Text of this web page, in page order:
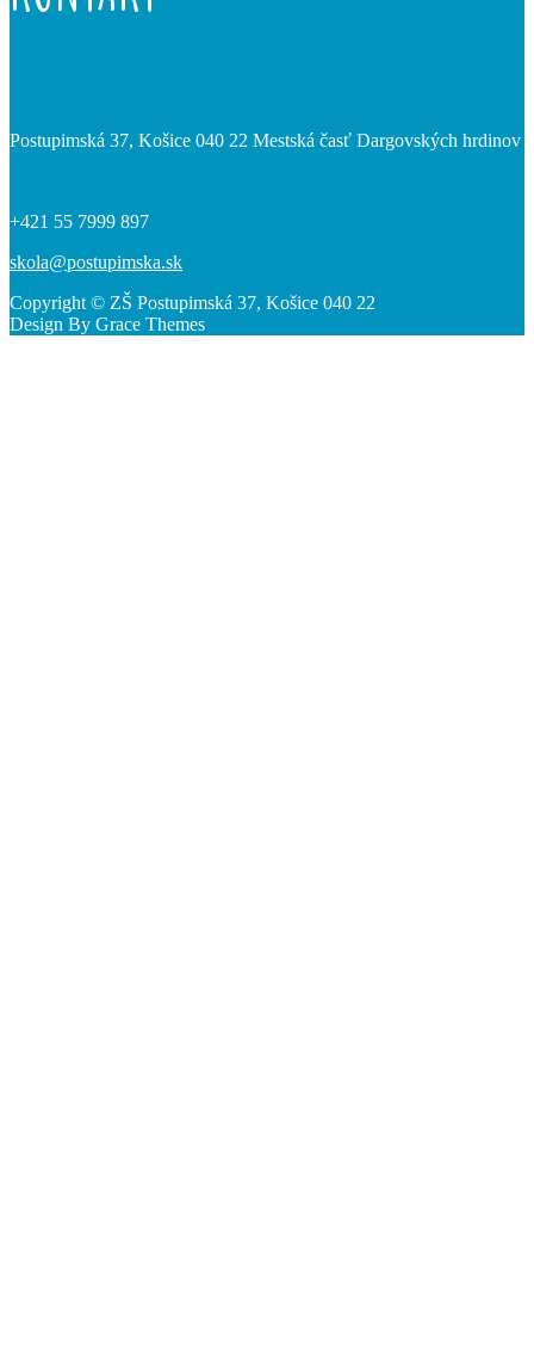
Postupimská 37, Košice 040 22 Mestská časť Dargovských hrdinov
+421 55 7999 897
skola@postupimska.sk
Copyright © ZŠ Postupimská 37, Košice 040 22
Design By Grace Themes